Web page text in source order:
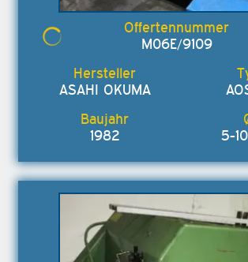
M06E/9109
ASAHI OKUMA
1982 5-